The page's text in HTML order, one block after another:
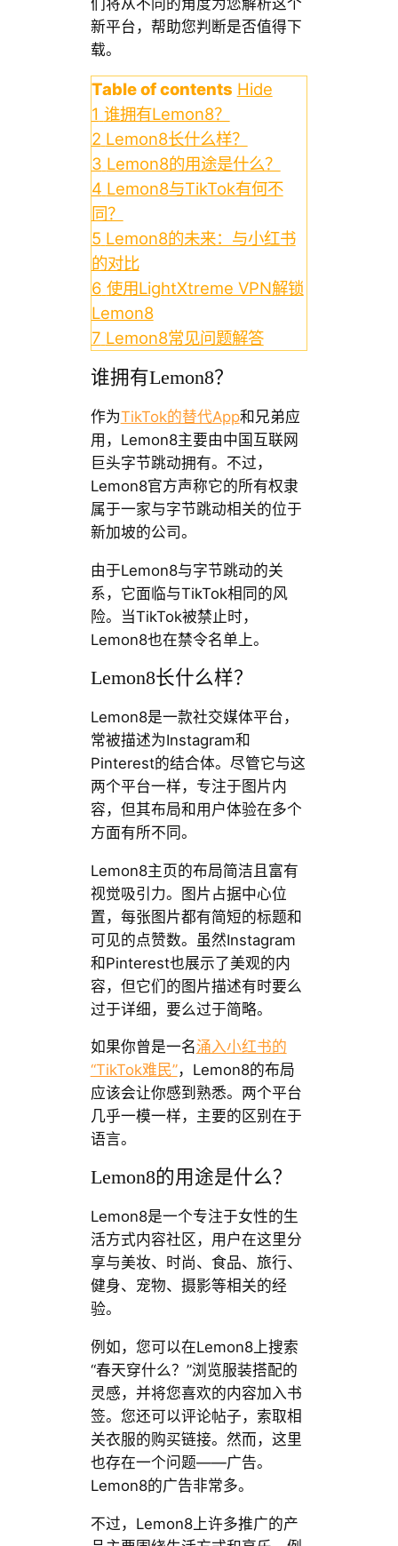
新平台，帮助您判断是否值得下
载。
Table of contents Hide
1 谁拥有Lemon8？
2 Lemon8长什么样？
3 Lemon8的用途是什么？
4 Lemon8与TikTok有何不
同？
5 Lemon8的未来：与小红书
的对比
6 使用LightXtreme VPN解锁
Lemon8
7 Lemon8常见问题解答
谁拥有Lemon8？
作为TikTok的替代App和兄弟应
用，Lemon8主要由中国互联网
巨头字节跳动拥有。不过，
Lemon8官方声称它的所有权隶
属于一家与字节跳动相关的位于
新加坡的公司。
由于Lemon8与字节跳动的关
系，它面临与TikTok相同的风
险。当TikTok被禁止时，
Lemon8也在禁令名单上。
Lemon8长什么样？
Lemon8是一款社交媒体平台，
常被描述为Instagram和
Pinterest的结合体。尽管它与这
两个平台一样，专注于图片内
容，但其布局和用户体验在多个
方面有所不同。
Lemon8主页的布局简洁且富有
视觉吸引力。图片占据中心位
置，每张图片都有简短的标题和
可见的点赞数。虽然Instagram
和Pinterest也展示了美观的内
容，但它们的图片描述有时要么
过于详细，要么过于简略。
如果你曾是一名涌入小红书的
“TikTok难民”，Lemon8的布局
应该会让你感到熟悉。两个平台
几乎一模一样，主要的区别在于
语言。
Lemon8的用途是什么？
Lemon8是一个专注于女性的生
活方式内容社区，用户在这里分
享与美妆、时尚、食品、旅行、
健身、宠物、摄影等相关的经
验。
例如，您可以在Lemon8上搜索
“春天穿什么？”浏览服装搭配的
灵感，并将您喜欢的内容加入书
签。您还可以评论帖子，索取相
关衣服的购买链接。然而，这里
也存在一个问题——广告。
Lemon8的广告非常多。
不过，Lemon8上许多推广的产